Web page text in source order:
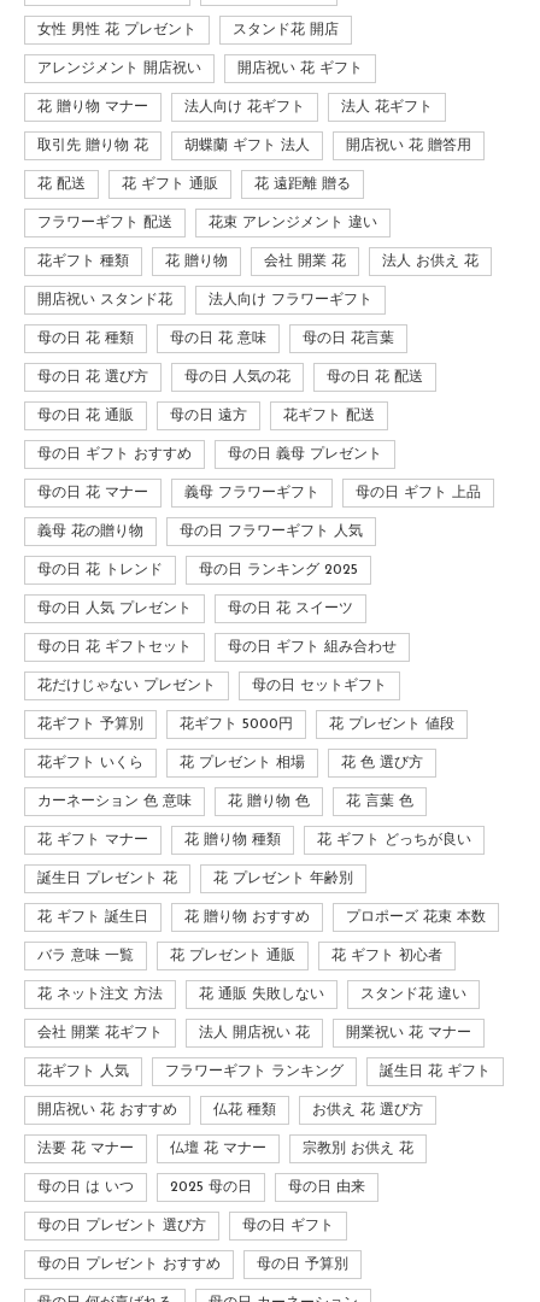
女性 男性 花 プレゼント スタンド花 開店
アレンジメント 開店祝い 開店祝い 花 ギフト
花 贈り物 マナー 法人向け 花ギフト 法人 花ギフト
取引先 贈り物 花 胡蝶蘭 ギフト 法人 開店祝い 花 贈答用
花 配送 花 ギフト 通販 花 遠距離 贈る
フラワーギフト 配送 花束 アレンジメント 違い
花ギフト 種類 花 贈り物 会社 開業 花 法人 お供え 花
開店祝い スタンド花 法人向け フラワーギフト
母の日 花 種類 母の日 花 意味 母の日 花言葉
母の日 花 選び方 母の日 人気の花 母の日 花 配送
母の日 花 通販 母の日 遠方 花ギフト 配送
母の日 ギフト おすすめ 母の日 義母 プレゼント
母の日 花 マナー 義母 フラワーギフト 母の日 ギフト 上品
義母 花の贈り物 母の日 フラワーギフト 人気
母の日 花 トレンド 母の日 ランキング 2025
母の日 人気 プレゼント 母の日 花 スイーツ
母の日 花 ギフトセット 母の日 ギフト 組み合わせ
花だけじゃない プレゼント 母の日 セットギフト
花ギフト 予算別 花ギフト 5000円 花 プレゼント 値段
花ギフト いくら 花 プレゼント 相場 花 色 選び方
カーネーション 色 意味 花 贈り物 色 花 言葉 色
花 ギフト マナー 花 贈り物 種類 花 ギフト どっちが良い
誕生日 プレゼント 花 花 プレゼント 年齢別
花 ギフト 誕生日 花 贈り物 おすすめ プロポーズ 花束 本数
バラ 意味 一覧 花 プレゼント 通販 花 ギフト 初心者
花 ネット注文 方法 花 通販 失敗しない スタンド花 違い
会社 開業 花ギフト 法人 開店祝い 花 開業祝い 花 マナー
花ギフト 人気 フラワーギフト ランキング 誕生日 花 ギフト
開店祝い 花 おすすめ 仏花 種類 お供え 花 選び方
法要 花 マナー 仏壇 花 マナー 宗教別 お供え 花
母の日 は いつ 2025 母の日 母の日 由来
母の日 プレゼント 選び方 母の日 ギフト
母の日 プレゼント おすすめ 母の日 予算別